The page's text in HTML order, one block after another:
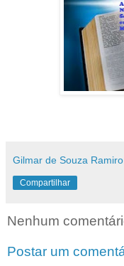
Gilmar de Souza Ramiro
Compartilhar
Nenhum
Postar um